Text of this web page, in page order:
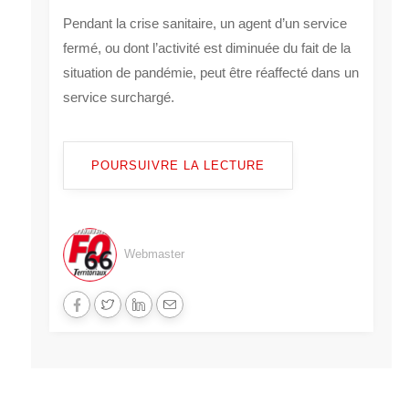
Pendant la crise sanitaire, un agent d’un service
fermé, ou dont l’activité est diminuée du fait de la
situation de pandémie, peut être réaffecté dans un
service surchargé.
POURSUIVRE LA LECTURE
Webmaster